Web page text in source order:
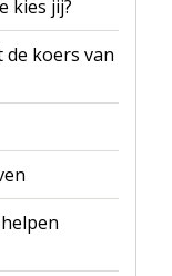
kies jij?
de koers van